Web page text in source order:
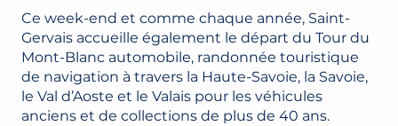
Ce week-end et comme chaque année, Saint-
Gervais accueille également le départ du Tour du
Mont-Blanc automobile, randonnée touristique
de navigation à travers la Haute-Savoie, la Savoie,
le Val d’Aoste et le Valais pour les véhicules
anciens et de collections de plus de 40 ans.